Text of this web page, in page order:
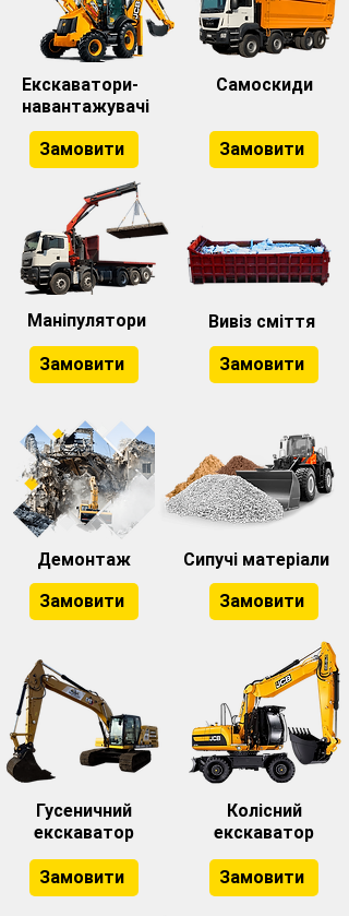
Екскаватори-
навантажувачі
Самоскиди
Замовити Замовити
Маніпулятори Вивіз сміття
Замовити Замовити
Демонтаж
Сипучі матеріали
Замовити
Гусеничний
екскаватор
Замовити
Колісний
екскаватор
Замовити Замовити